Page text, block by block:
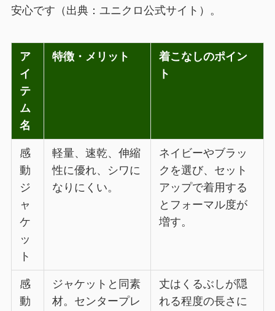
安心です（出典：ユニクロ公式サイト）。
ア
イ
テ
ム
名
特徴・メリット
着こなしのポイン
ト
感
動
ジ
ャ
ケ
ッ
ト
軽量、速乾、伸縮
性に優れ、シワに
なりにくい。
ネイビーやブラッ
クを選び、セット
アップで着用する
とフォーマル度が
増す。
感
動
ジャケットと同素
材。センタープレ
丈はくるぶしが隠
れる程度の長さに